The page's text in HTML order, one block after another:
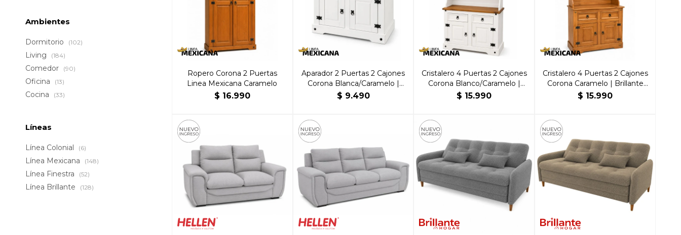
Ropero Corona 2 Puertas
Linea Mexicana Caramelo
$ 16.990
Aparador 2 Puertas 2 Cajones
Corona Blanca/Caramelo |
Brillante Hogar
$ 9.490
Cristalero 4 Puertas 2 Cajones
Corona Blanco/Caramelo |
Brillante Hogar
$ 15.990
Cristalero 4 Puertas 2 Cajones
Corona Caramelo | Brillante
Hogar
$ 15.990
Ambientes
Dormitorio (102)
Living (184)
Comedor (90)
Oficina (13)
Cocina (33)
Líneas
Línea Colonial (6)
Línea Mexicana (148)
Línea Finestra (52)
Línea Brillante (128)